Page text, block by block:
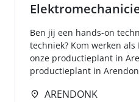
Ben jij een hands-on
techniek? Kom werken
onze productieplant in
productieplant in
ARENDONK